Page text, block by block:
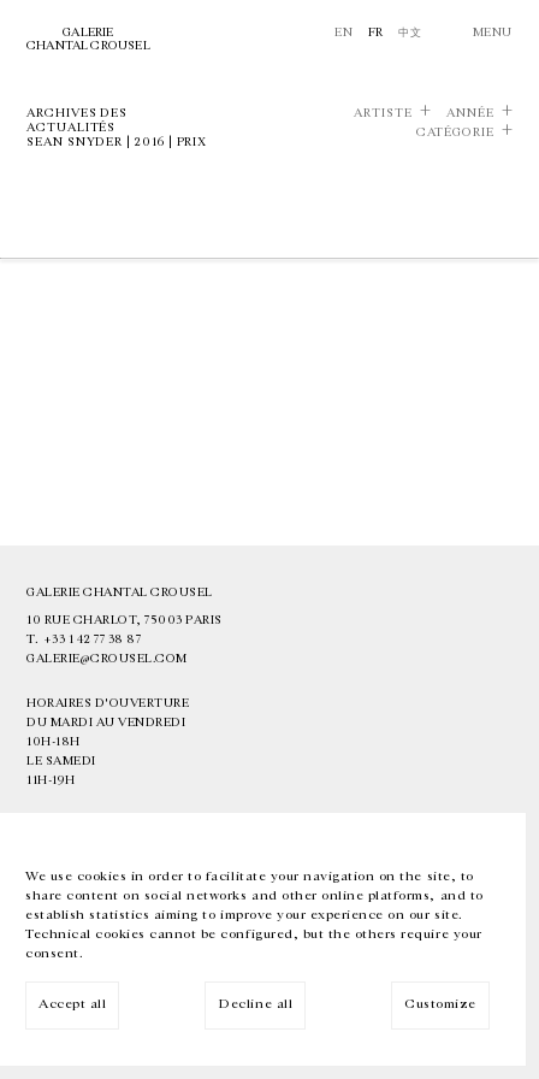
We use cookies in order to facilitate your navigation on the site, to
share content on social networks and other online platforms, and to
establish statistics aiming to improve your experience on our site.
Technical cookies cannot be configured, but the others require your
consent.
Accept all Decline all Customize
GALERIE
CHANTAL CROUSEL
EN FR 中文 MENU
ARCHIVES DES
ACTUALITÉS
SEAN SNYDER | 2016 | PRIX
ARTISTE
ANNÉE
CATÉGORIE
GALERIE CHANTAL CROUSEL
10 RUE CHARLOT, 75003 PARIS
T. +33 1 42 77 38 87
GALERIE@CROUSEL.COM
HORAIRES D'OUVERTURE
DU MARDI AU VENDREDI
10H-18H
LE SAMEDI
11H-19H
EN FR 中文 Facebook Instagram
Inscrivez-vous à notre newsletter